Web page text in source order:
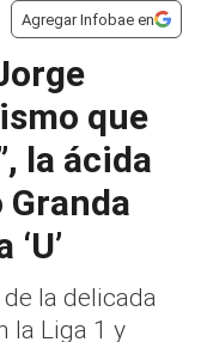
Agregar Infobae en
que
la ácida
la delicada
la Liga 1 y